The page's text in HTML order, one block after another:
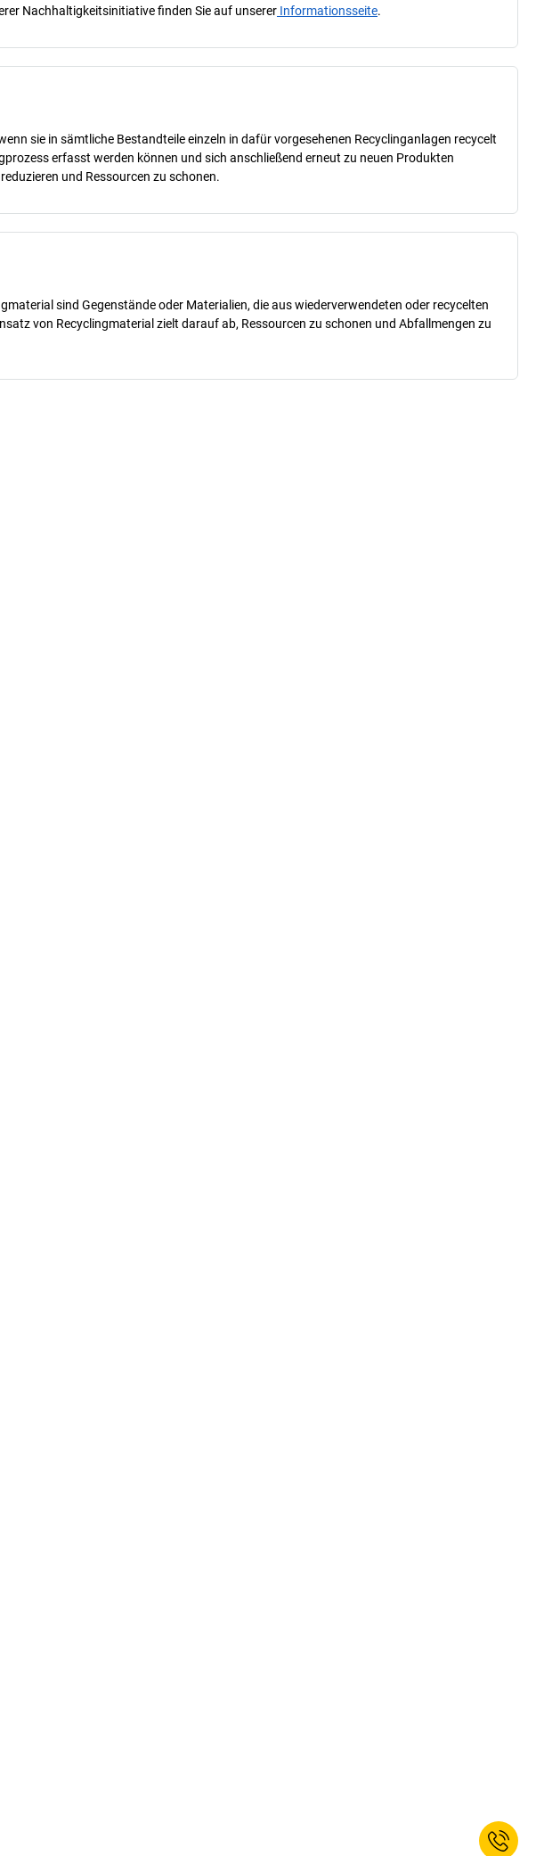
Nachhaltigkeitsinitiative finden Sie auf unserer Informationsseite.
sie in sämtliche Bestandteile einzeln in dafür vorgesehenen Recyclinganlagen recycelt
erfasst werden können und sich anschließend erneut zu neuen Produkten
und Ressourcen zu schonen.
sind Gegenstände oder Materialien, die aus wiederverwendeten oder recycelten
von Recyclingmaterial zielt darauf ab, Ressourcen zu schonen und Abfallmengen zu